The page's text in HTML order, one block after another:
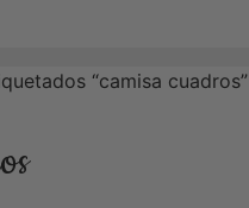
“camisa cuadros”